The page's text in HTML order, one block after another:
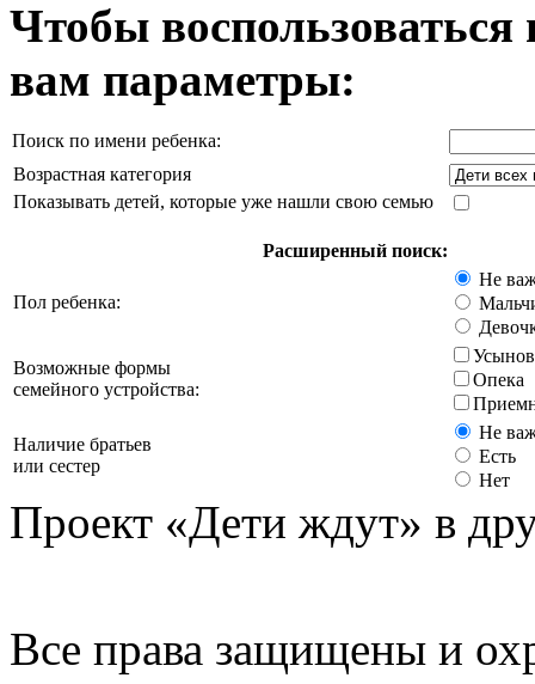
Чтобы
вам параметры:
Поиск по имени ребенка:
Возрастная категория
Показывать детей, которые уже нашли свою семью
Расширенный поиск:
Пол ребенка:
Не
Возможные формы
семейного устройства:
Опека
Наличие братьев
или сестер
Не
Есть
Нет
Проект «Дети ждут» в
Все права защищены и